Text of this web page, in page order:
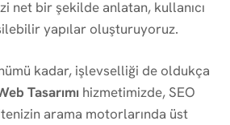
net bir şekilde anlatan, kullanıcı
yapılar oluşturuyoruz.
kadar, işlevselliği de oldukça
Tasarımı hizmetimizde, SEO
arama motorlarında üst